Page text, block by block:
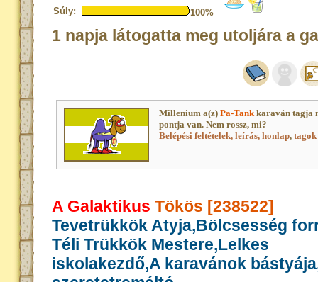
Súly:
100%
1 napja látogatta meg utoljára a
Millenium a(z)Pa-Tankkaraván tagja
pontja van. Nem rossz, mi?
Belépési feltételek, leírás, honlap,
A Galaktikus Tökös [238522]
Tevetrükkök Atyja,Bölcsesség
Téli Trükkök Mestere,Lelkes
iskolakezdő,A karavánok